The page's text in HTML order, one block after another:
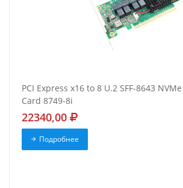
PCI Express x16 to 8 U.2 SFF-8643
Card 8749-8i
22340,00
Подробнее